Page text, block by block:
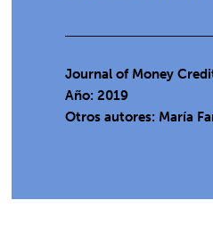
Journal of Money
Año: 2019
Otros autores: María